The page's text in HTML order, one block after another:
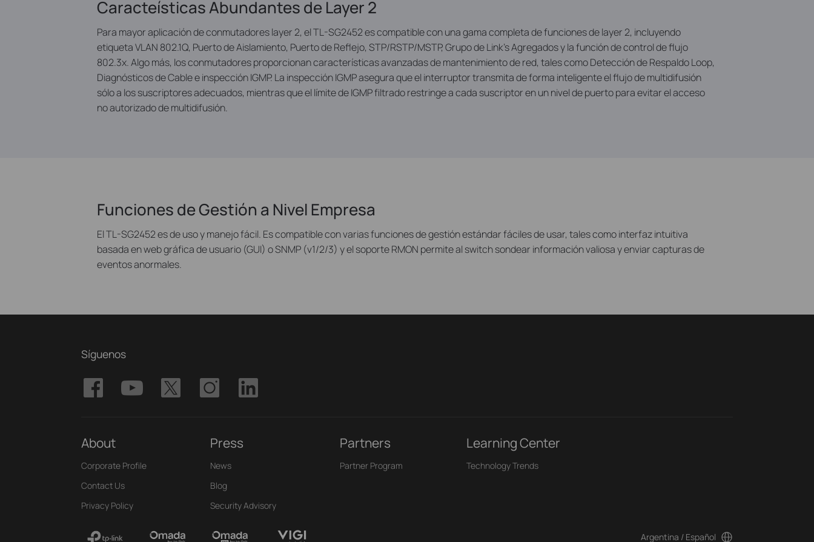
Caracteísticas Abundantes de Layer 2
Para mayor aplicación de conmutadores layer 2, el TL-SG2452 es compatible con una gama completa de funciones de layer 2, incluyendo
etiqueta VLAN 802.1Q, Puerto de Aislamiento, Puerto de Reflejo, STP/RSTP/MSTP, Grupo de Link's Agregados y la función de control de flujo
802.3x. Algo más, los conmutadores proporcionan características avanzadas de mantenimiento de red, tales como Detección de Respaldo Loop,
Diagnósticos de Cable e inspección IGMP. La inspección IGMP asegura que el interruptor transmita de forma inteligente el flujo de multidifusión
sólo a los suscriptores adecuados, mientras que el límite de IGMP filtrado restringe a cada suscriptor en un nivel de puerto para evitar el acceso
no autorizado de multidifusión.
Funciones de Gestión a Nivel Empresa
El TL-SG2452 es de uso y manejo fácil. Es compatible con varias funciones de gestión estándar fáciles de usar, tales como interfaz intuitiva
basada en web gráfica de usuario (GUI) o SNMP (v1/2/3) y el soporte RMON permite al switch sondear información valiosa y enviar capturas de
eventos anormales.
Síguenos
About
Corporate Profile
Contact Us
Privacy Policy
Press
News
Blog
Security Advisory
Partners
Partner Program
Learning Center
Technology Trends
Argentina / Español